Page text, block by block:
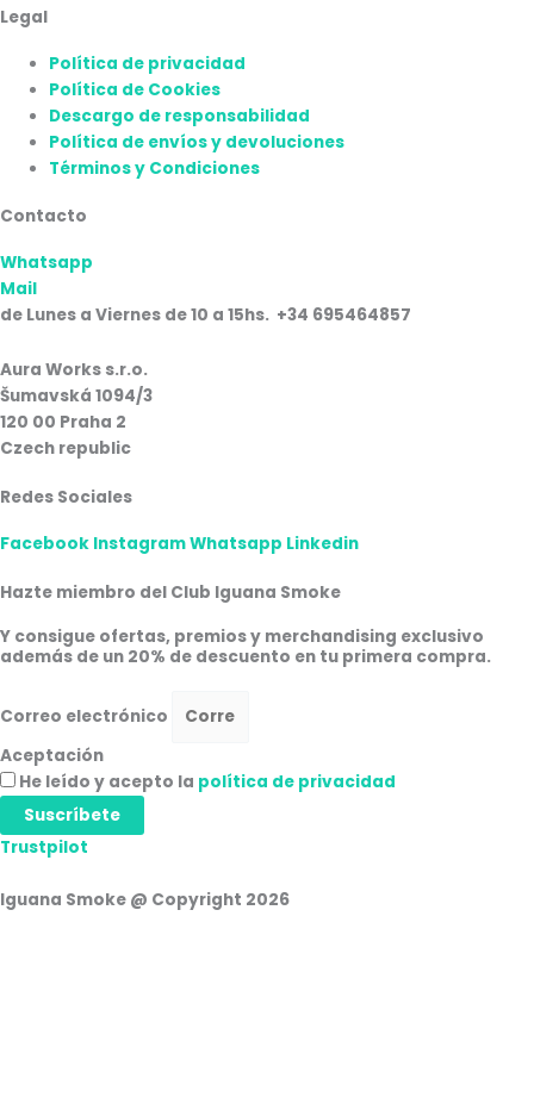
Legal
Política de privacidad
Política de Cookies
Descargo de responsabilidad
Política de envíos y devoluciones
Términos y Condiciones
Contacto
Whatsapp
Mail
de Lunes a Viernes de 10 a 15hs. +34 695464857
Aura Works s.r.o.
Šumavská 1094/3
120 00 Praha 2
Czech republic
Redes Sociales
Facebook InstagramWhatsapp Linkedin
Hazte miembro del Club Iguana Smoke
Y consigue ofertas, premios y merchandising exclusivo
además de un 20% de descuento en tu primera compra.
Correo electrónico
Aceptación
He leído y acepto la política de privacidad
Suscríbete
Trustpilot
Iguana Smoke @ Copyright 2026